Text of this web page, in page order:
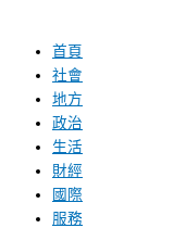
首頁
社會
地方
政治
生活
財經
國際
服務